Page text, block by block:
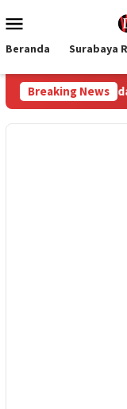
ke
Mobile
Beranda Surabaya
Breaking News
Mudah Buncit dan